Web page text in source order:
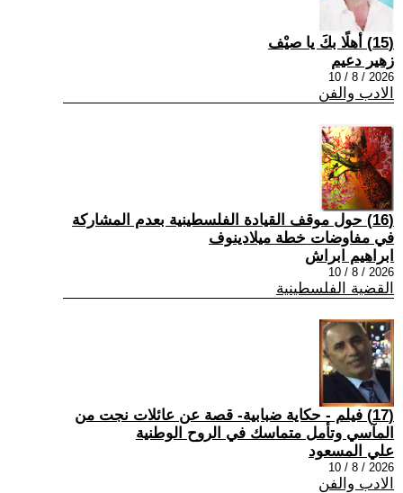
(15) أهلًا بكَ يا صيْف
زهير دعيم
2026 / 8 / 10
الادب والفن
(16) حول موقف القيادة الفلسطينية بعدم المشاركة
في مفاوضات خطة ميلادينوف
ابراهيم ابراش
2026 / 8 / 10
القضية الفلسطينية
(17) فيلم - حكاية ضبابية- قصة عن عائلات نجت من
المآسي وتأمل متماسك في الروح الوطنية
علي المسعود
2026 / 8 / 10
الادب والفن